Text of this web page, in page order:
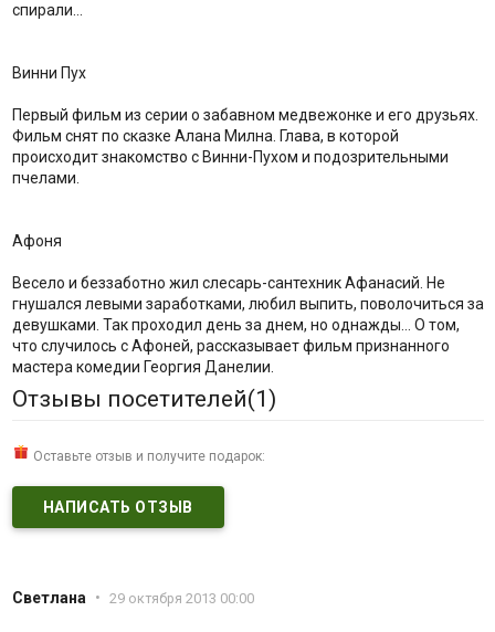
спирали…
Винни Пух
Первый фильм из серии о забавном медвежонке и его друзьях.
Фильм снят по сказке Алана Милна. Глава, в которой
происходит знакомство с Винни-Пухом и подозрительными
пчелами.
Афоня
Весело и беззаботно жил слесарь-сантехник Афанасий. Не
гнушался левыми заработками, любил выпить, поволочиться за
девушками. Так проходил день за днем, но однажды… О том,
что случилось с Афоней, рассказывает фильм признанного
мастера комедии Георгия Данелии.
Отзывы посетителей(1)
Оставьте отзыв и получите подарок:
НАПИСАТЬ ОТЗЫВ
Светлана • 29 октября 2013 00:00